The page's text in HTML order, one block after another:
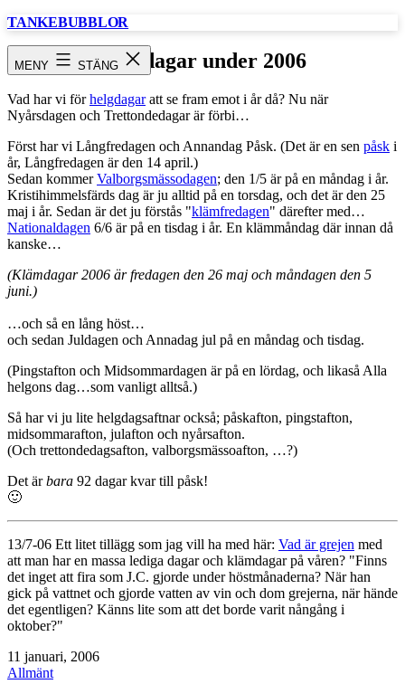
Hoppa
TANKEBUBBLOR
MENY STÄNGHelgdagar under 2006
Vad har vi förhelgdagaratt se fram emot i år då? Nu när
Nyårsdagen och Trettondedagar är förbi…
Först har vi Långfredagen och Annandag Påsk. (Det är en sen påsk i
år, Långfredagen är den 14 april.)
Sedan kommerValborgsmässodagen; den 1/5 är på en måndag i år.
Kristihimmelsfärds dag är ju alltid på en torsdag, och det är den 25
maj i år. Sedan är det ju förstås "klämfredagen" därefter med…
Nationaldagen 6/6 är på en tisdag i år. En klämmåndag där innan då
kanske…
(Klämdagar 2006 är fredagen den 26 maj och måndagen den 5
juni.)
…och så en lång höst…
och sedan Juldagen och Annadag jul på en måndag och tisdag.
(Pingstafton och Midsommardagen är på en lördag, och likaså Alla
helgons dag…som vanligt alltså.)
Så har vi ju lite helgdagsaftnar också; påskafton, pingstafton,
midsommarafton, julafton och nyårsafton.
(Och trettondedagsafton, valborgsmässoafton, …?)
Det ärbara 92 dagar kvar till påsk!
🙂
13/7-06 Ett litet tillägg som jag vill ha med här: Vad är grejen med
att man har en massa lediga dagar och klämdagar på våren? "Finns
det inget att fira som J.C. gjorde under höstmånaderna? När han
gick på vattnet och gjorde vatten av vin och dom grejerna, när hände
det egentligen? Känns lite som att det borde varit nångång i
oktober?"
Publicerat
den
11 januari, 2006
Kategoriserat
Allmänt